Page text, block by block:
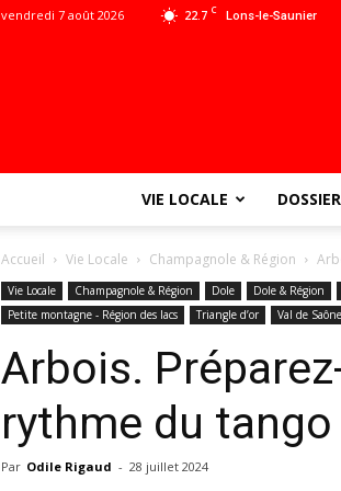
22.7 C Lons-le-Saunier
vendredi 7 août 2026
VIE LOCALE
Accueil Vie Locale Champagnole & Région
Vie Locale Champagnole & Région Dole Dole & Région
Petite montagne - Région des lacs
Triangle d’or Val de Saône
Arbois.
rythme du tango
Par Odile Rigaud - 28 juillet 2024